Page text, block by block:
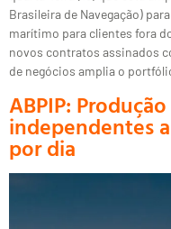
Brasileira de Navegação)
marítimo para clientes fora
novos contratos assinados
de negócios amplia o
ABPIP:
independentes
por dia